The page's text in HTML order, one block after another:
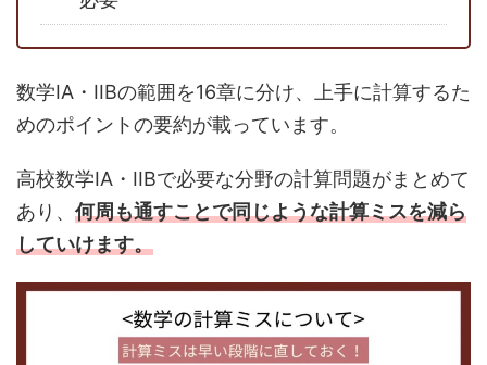
数学IA・IIBの範囲を16章に分け、上手に計算するた
めのポイントの要約が載っています。
高校数学IA・IIBで必要な分野の計算問題がまとめて
あり、 何周も通すことで同じような計算ミスを減ら
していけます。